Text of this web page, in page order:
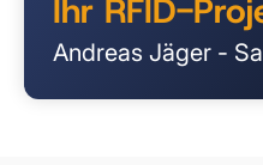
Ihr RFID-
Andreas Jäger -